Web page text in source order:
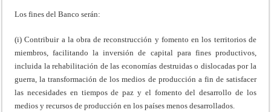
Los fines del Banco serán:
(i) Contribuir a la obra de reconstrucción y fomento en los territorios de
miembros, facilitando la inversión de capital para fines productivos,
incluida la rehabilitación de las economías destruidas o dislocadas por la
guerra, la transformación de los medios de producción a fin de satisfacer
las necesidades en tiempos de paz y el fomento del desarrollo de los
medios y recursos de producción en los países menos desarrollados.